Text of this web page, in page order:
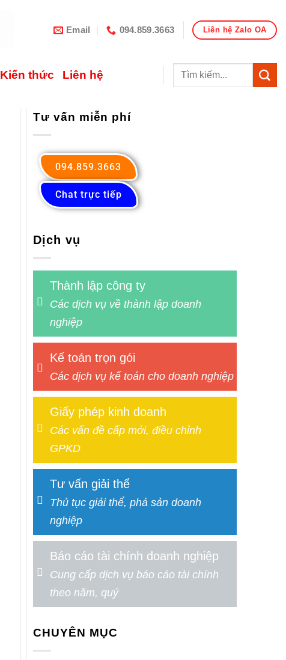
Email 094.859.3663 Liên hệ Zalo OA
Kiến thức Liên hệ
Tư vấn miễn phí
094.859.3663
Chat trực tiếp
Dịch vụ
Thành lập công ty
Các dịch vụ về thành lập doanh
nghiệp
Kế toán trọn gói
Các dịch vụ kế toán cho doanh nghiệp
Giấy phép kinh doanh
Các vấn đề cấp mới, điều chỉnh
GPKD
Tư vấn giải thể
Thủ tục giải thể, phá sản doanh
nghiệp
Báo cáo tài chính doanh nghiệp
Cung cấp dịch vụ báo cáo tài chính
theo năm, quý
CHUYÊN MỤC